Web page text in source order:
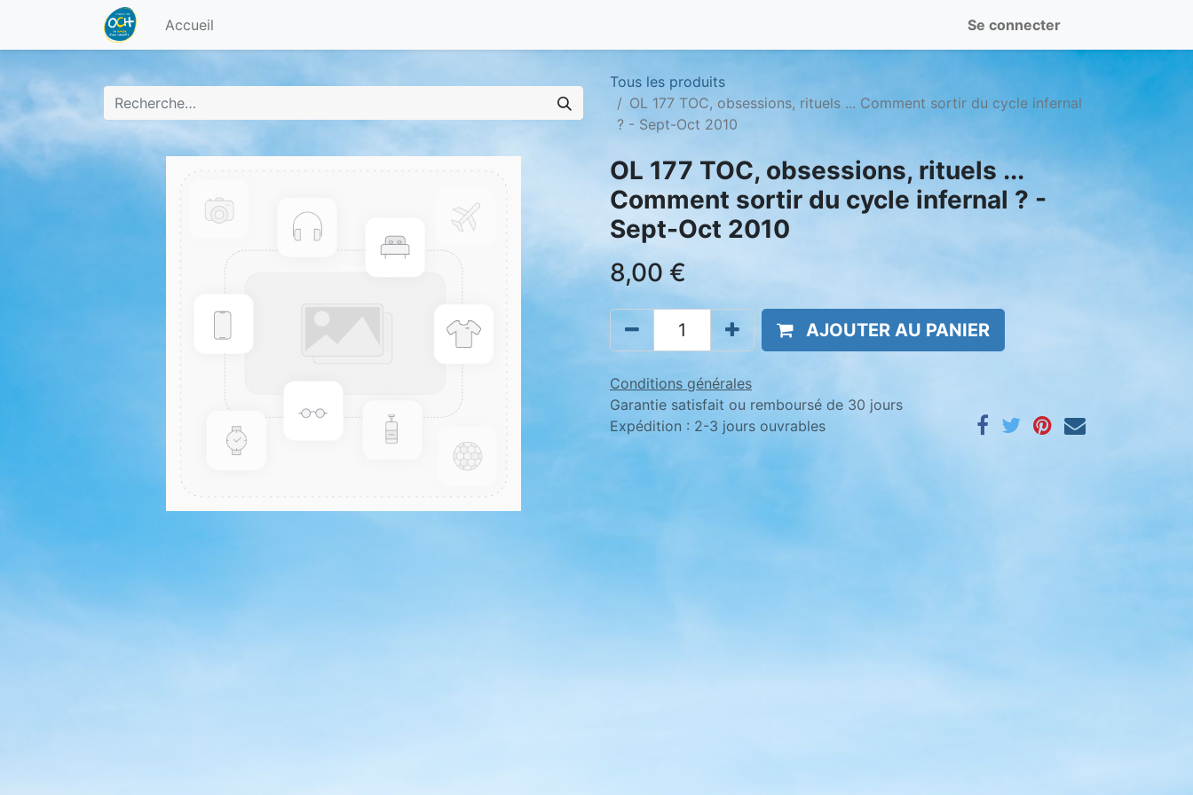
Accueil Se connecter
Tous les produits
OL 177 TOC, obsessions, rituels ... Comment sortir du cycle infernal
? - Sept-Oct 2010
OL 177 TOC, obsessions, rituels ...
Comment sortir du cycle infernal ? -
Sept-Oct 2010
8,00 €
AJOUTER AU PANIER
Conditions générales
Garantie satisfait ou remboursé de 30 jours
Expédition : 2-3 jours ouvrables